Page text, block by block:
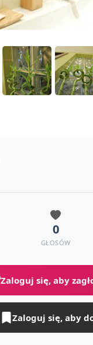
0
GŁOSÓW
Zaloguj się, aby
Zaloguj się, aby